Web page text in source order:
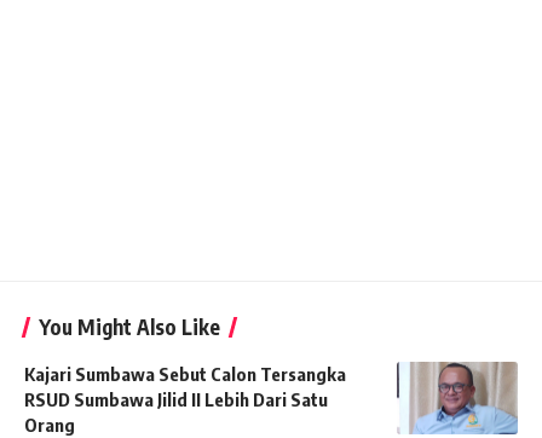
You Might Also Like
Kajari Sumbawa Sebut Calon Tersangka
RSUD Sumbawa Jilid II Lebih Dari Satu
Orang